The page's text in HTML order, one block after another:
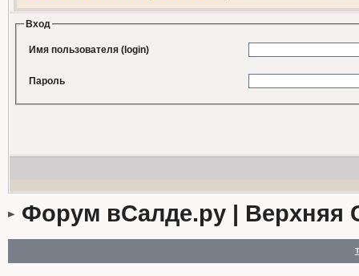
Вход
Имя пользователя (login)
Пароль
Форум вСалде.ру | Верхняя